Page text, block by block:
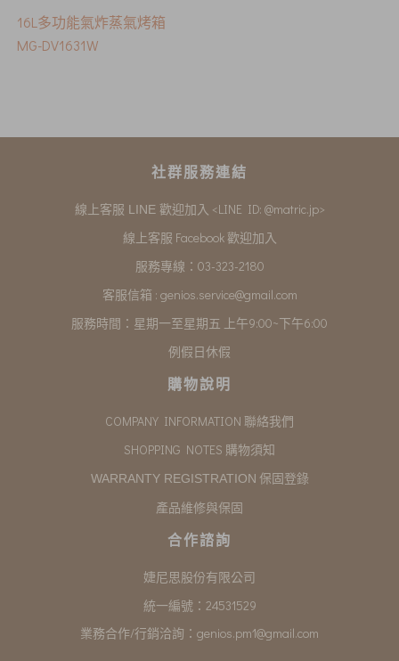
16L多功能氣炸蒸氣烤箱
MG-DV1631W
社群服務連結
線上客服 LINE 歡迎加入 <LINE ID: @matric.jp>
線上客服 Facebook 歡迎加入
服務專線：03-323-2180
客服信箱 : genios.service@gmail.com
服務時間：星期一至星期五 上午9:00~下午6:00
例假日休假
購物說明
COMPANY INFORMATION 聯絡我們
SHOPPING NOTES 購物須知
WARRANTY REGISTRATION 保固登錄
產品維修與保固
合作諮詢
婕尼思股份有限公司
統一編號：24531529
業務合作/行銷洽詢： genios.pm1@gmail.com